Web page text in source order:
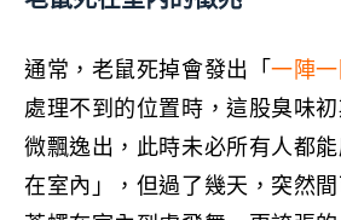
通常，老鼠死掉會發出「一陣
處理不到的位置時，這股臭味
微飄逸出，此時未必所有人都
在室內」，但過了幾天，突然